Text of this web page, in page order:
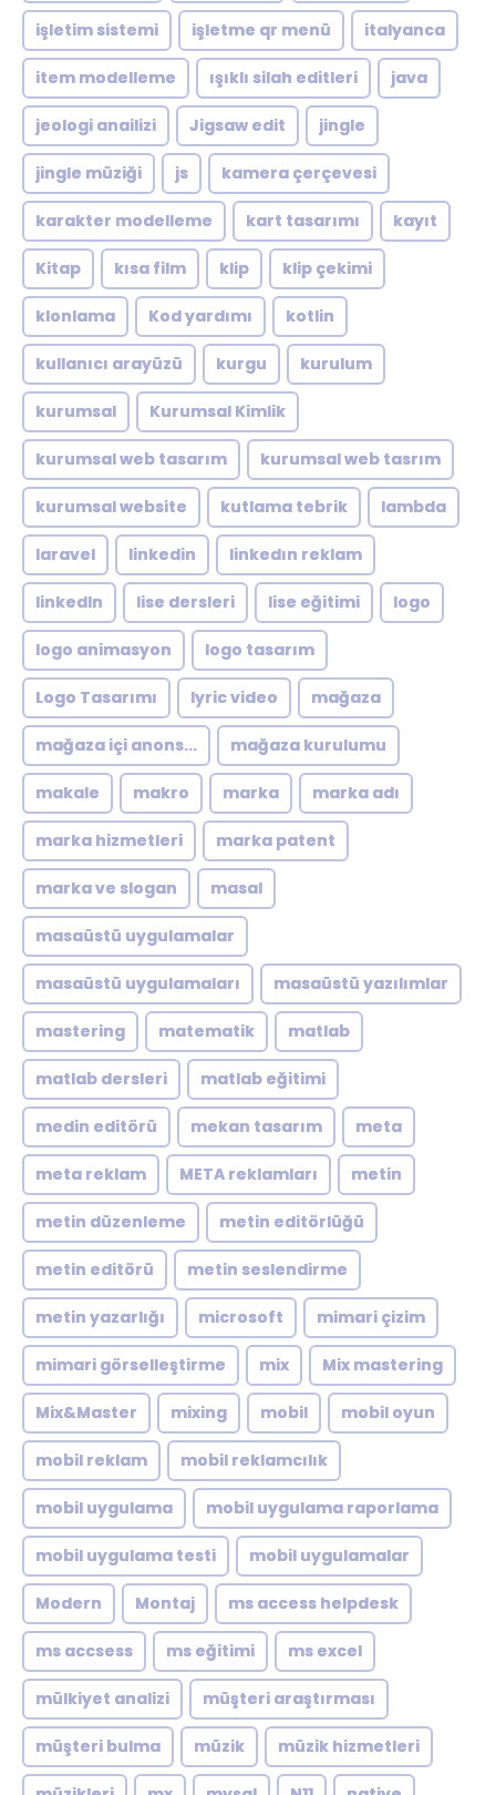
işletim sistemi işletme qr menü italyanca
item modelleme ışıklı silah editleri java
jeologi anailizi Jigsaw edit jingle
jingle müziği js kamera çerçevesi
karakter modelleme kart tasarımı kayıt
Kitap kısa film klip klip çekimi
klonlama Kod yardımı kotlin
kullanıcı arayüzü kurgu kurulum
kurumsal Kurumsal Kimlik
kurumsal web tasarım kurumsal web tasrım
kurumsal website kutlama tebrik lambda
laravel linkedin linkedın reklam
linkedln lise dersleri lise eğitimi logo
logo animasyon logo tasarım
Logo Tasarımı lyric video mağaza
mağaza içi anons... mağaza kurulumu
makale makro marka marka adı
marka hizmetleri marka patent
marka ve slogan masal
masaüstü uygulamalar
masaüstü uygulamaları masaüstü yazılımlar
mastering matematik matlab
matlab dersleri matlab eğitimi
medin editörü mekan tasarım meta
meta reklam META reklamları metin
metin düzenleme metin editörlüğü
metin editörü metin seslendirme
metin yazarlığı microsoft mimari çizim
mimari görselleştirme mix Mix mastering
Mix&Master mixing mobil mobil oyun
mobil reklam mobil reklamcılık
mobil uygulama mobil uygulama raporlama
mobil uygulama testi mobil uygulamalar
Modern Montaj ms access helpdesk
ms accsess ms eğitimi ms excel
mülkiyet analizi müşteri araştırması
müşteri bulma müzik müzik hizmetleri